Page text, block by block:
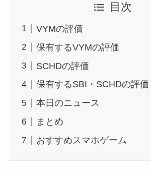
目次
VYMの評価
保有するVYMの評価
SCHDの評価
保有するSBI・SCHDの評価
本日のニュース
まとめ
おすすめスマホゲーム